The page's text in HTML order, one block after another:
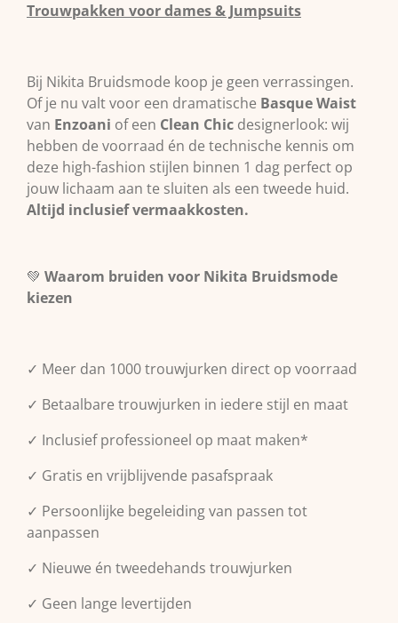
Trouwpakken voor dames & Jumpsuits
Bij Nikita Bruidsmode koop je geen verrassingen.
Of je nu valt voor een dramatische Basque Waist
van Enzoani of een Clean Chic designerlook: wij
hebben de voorraad én de technische kennis om
deze high-fashion stijlen binnen 1 dag perfect op
jouw lichaam aan te sluiten als een tweede huid.
Altijd inclusief vermaakkosten.
💚 Waarom bruiden voor Nikita Bruidsmode
kiezen
✓ Meer dan 1000 trouwjurken direct op voorraad
✓ Betaalbare trouwjurken in iedere stijl en maat
✓ Inclusief professioneel op maat maken*
✓ Gratis en vrijblijvende pasafspraak
✓ Persoonlijke begeleiding van passen tot
aanpassen
✓ Nieuwe én tweedehands trouwjurken
✓ Geen lange levertijden